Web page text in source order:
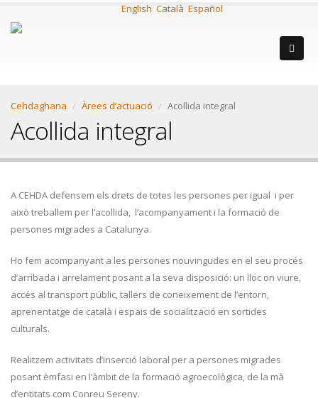
English Català Español
Cehdaghana Àrees d’actuació Acollida integral
Acollida integral
A CEHDA defensem els drets de totes les persones per igual i per
això treballem per l’acollida, l’acompanyament i la formació de
persones migrades a Catalunya.
Ho fem acompanyant a les persones nouvingudes en el seu procés
d’arribada i arrelament posant a la seva disposició: un lloc on viure,
accés al transport públic, tallers de coneixement de l’entorn,
aprenentatge de català i espais de socialització en sortides
culturals.
Realitzem activitats d’inserció laboral per a persones migrades
posant èmfasi en l’àmbit de la formació agroecològica, de la mà
d’entitats com Conreu Sereny.